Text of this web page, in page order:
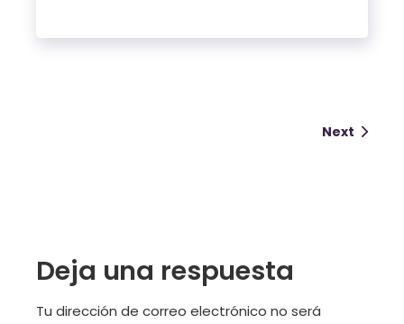
Next
Deja una respuesta
Tu dirección de correo electrónico no será